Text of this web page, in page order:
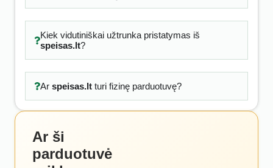
Kiek vidutiniškai užtrunka pristatymas iš
speisas.lt?
Ar speisas.ltturi fizinę parduotuvę?
Ar ši
parduotuvė